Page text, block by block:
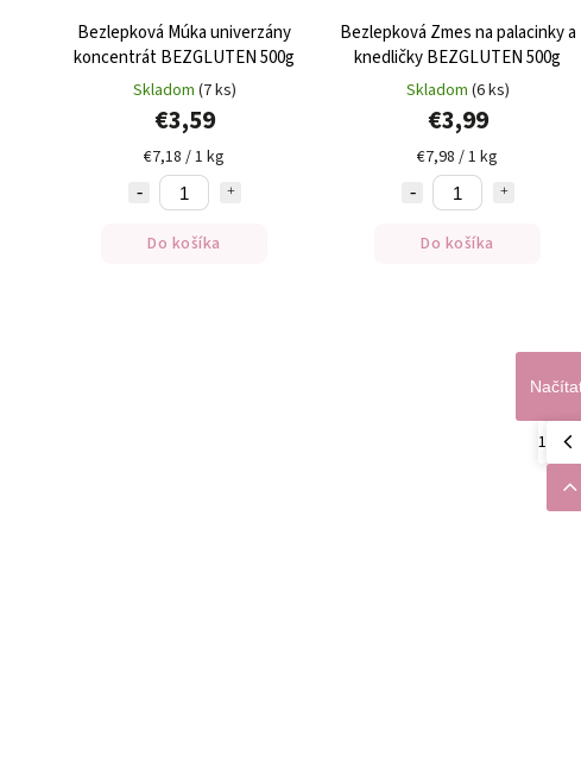
Bezlepková Múka univerzány
koncentrát BEZGLUTEN 500g
Skladom (7 ks)
€3,59
€7,18 / 1 kg
Do košíka
Bezlepková Zmes na palacinky a
knedličky BEZGLUTEN 500g
Skladom (6 ks)
€3,99
€7,98 / 1 kg
Do košíka
1